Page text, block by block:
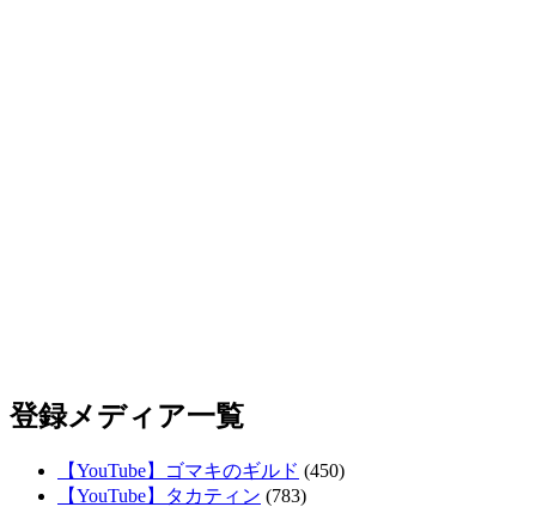
登録メディア一覧
【YouTube】ゴマキのギルド (450)
【YouTube】タカティン (783)